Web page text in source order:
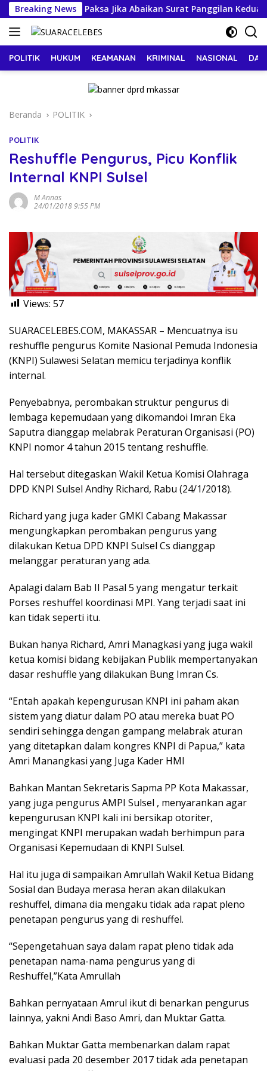
Langsung
ke
konten
Breaking News
Dijemput Paksa Jika Abaikan Surat Panggilan Kedua
POLITIK HUKUM KEAMANAN KRIMINAL NASIONAL
Beranda POLITIK
POLITIK
Reshuffle Pengurus, Picu Konflik
Internal KNPI Sulsel
M Annas
24/01/2018 9:55 PM
Views: 57
SUARACELEBES.COM, MAKASSAR – Mencuatnya isu
reshuffle pengurus Komite Nasional Pemuda Indonesia
(KNPI) Sulawesi Selatan memicu terjadinya konflik
internal.
Penyebabnya, perombakan struktur pengurus di
lembaga kepemudaan yang dikomandoi Imran Eka
Saputra dianggap melabrak Peraturan Organisasi (PO)
KNPI nomor 4 tahun 2015 tentang reshuffle.
Hal tersebut ditegaskan Wakil Ketua Komisi Olahraga
DPD KNPI Sulsel Andhy Richard, Rabu (24/1/2018).
Richard yang juga kader GMKI Cabang Makassar
mengungkapkan perombakan pengurus yang
dilakukan Ketua DPD KNPI Sulsel Cs dianggap
melanggar peraturan yang ada.
Apalagi dalam Bab II Pasal 5 yang mengatur terkait
Porses reshuffel koordinasi MPI. Yang terjadi saat ini
kan tidak seperti itu.
Bukan hanya Richard, Amri Managkasi yang juga wakil
ketua komisi bidang kebijakan Publik mempertanyakan
dasar reshuffle yang dilakukan Bung Imran Cs.
“Entah apakah kepengurusan KNPI ini paham akan
sistem yang diatur dalam PO atau mereka buat PO
sendiri sehingga dengan gampang melabrak aturan
yang ditetapkan dalam kongres KNPI di Papua,” kata
Amri Manangkasi yang Juga Kader HMI
Bahkan Mantan Sekretaris Sapma PP Kota Makassar,
yang juga pengurus AMPI Sulsel , menyarankan agar
kepengurusan KNPI kali ini bersikap otoriter,
mengingat KNPI merupakan wadah berhimpun para
Organisasi Kepemudaan di KNPI Sulsel.
Hal itu juga di sampaikan Amrullah Wakil Ketua Bidang
Sosial dan Budaya merasa heran akan dilakukan
reshuffel, dimana dia mengaku tidak ada rapat pleno
penetapan pengurus yang di reshuffel.
“Sepengetahuan saya dalam rapat pleno tidak ada
penetapan nama-nama pengurus yang di
Reshuffel,”Kata Amrullah
Bahkan pernyataan Amrul ikut di benarkan pengurus
lainnya, yakni Andi Baso Amri, dan Muktar Gatta.
Bahkan Muktar Gatta membenarkan dalam rapat
evaluasi pada 20 desember 2017 tidak ada penetapan